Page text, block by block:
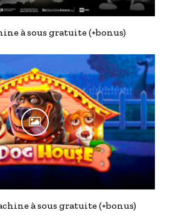
à sous gratuite (+bonus)
à sous gratuite (+bonus)